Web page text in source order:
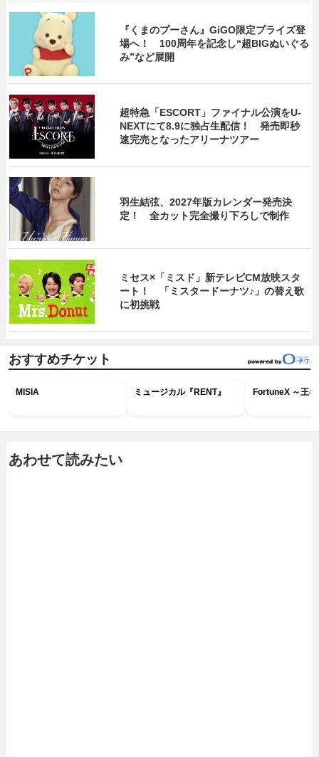
『くまのプーさん』GiGO限定プライズ登
場へ！ 100周年を記念し“超BIGぬいぐる
み”など展開
超特急「ESCORT」ファイナル公演をU-
NEXTにて8.9に独占生配信！ 発売即秒
速完売となったアリーナツアー
羽生結弦、2027年版カレンダー発売決
定！ 全カット完全撮り下ろしで制作
ミセス×「ミスド」新テレビCM放映スタ
ート！ 「ミスタードーナツ♪」の替え歌
に初挑戦
おすすめチケット
MISIA ミュージカル『RENT』 FortuneX ～王
あわせて読みたい